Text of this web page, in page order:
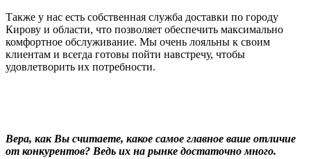
Также у нас есть собственная служба доставки по городу
Кирову и области, что позволяет обеспечить максимально
комфортное обслуживание. Мы очень лояльны к своим
клиентам и всегда готовы пойти навстречу, чтобы
удовлетворить их потребности.
Вера, как Вы считаете, какое самое главное ваше отличие
от конкурентов? Ведь их на рынке достаточно много.